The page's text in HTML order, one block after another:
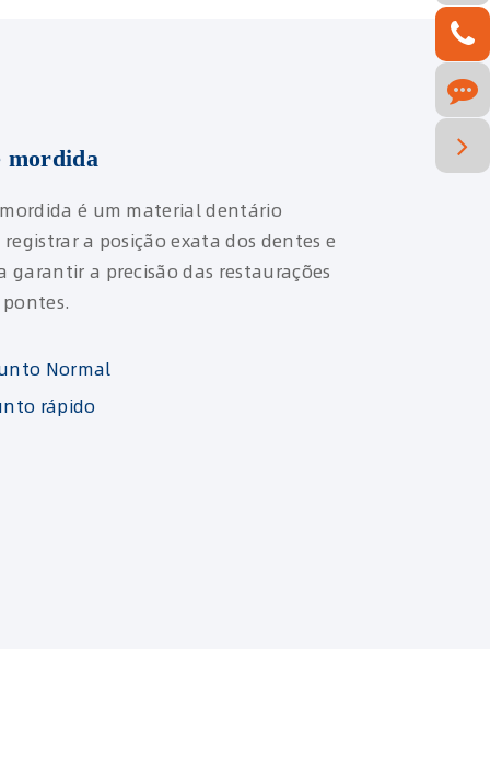
mordida
é um material dentário
a posição exata dos dentes e
garantir a precisão das restaurações
Normal
rápido